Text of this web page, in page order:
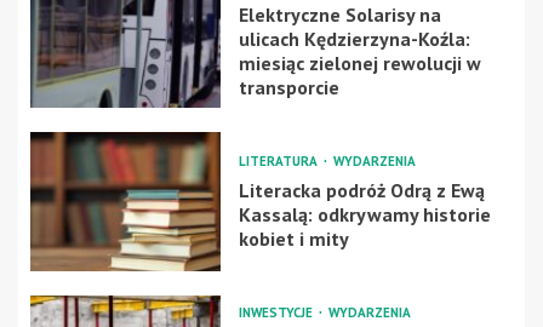
Elektryczne Solarisy na
ulicach Kędzierzyna-Koźla:
miesiąc zielonej rewolucji w
transporcie
LITERATURA WYDARZENIA
Literacka podróż Odrą z Ewą
Kassalą: odkrywamy historie
kobiet i mity
INWESTYCJE WYDARZENIA